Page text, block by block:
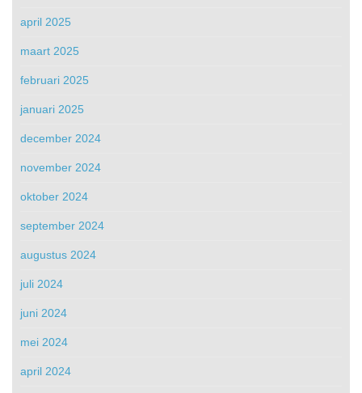
april 2025
maart 2025
februari 2025
januari 2025
december 2024
november 2024
oktober 2024
september 2024
augustus 2024
juli 2024
juni 2024
mei 2024
april 2024